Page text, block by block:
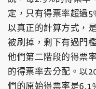
定，只有得票率超過
以真正的計算方式，
被刷掉，剩下有過門
他們第二階段的得票
的得票率去分配。以
們的原始得票率是